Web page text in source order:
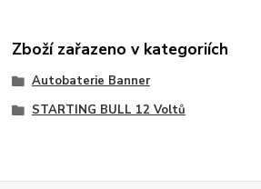
Zboží zařazeno v kategoriích
Autobaterie Banner
STARTING BULL 12 Voltů